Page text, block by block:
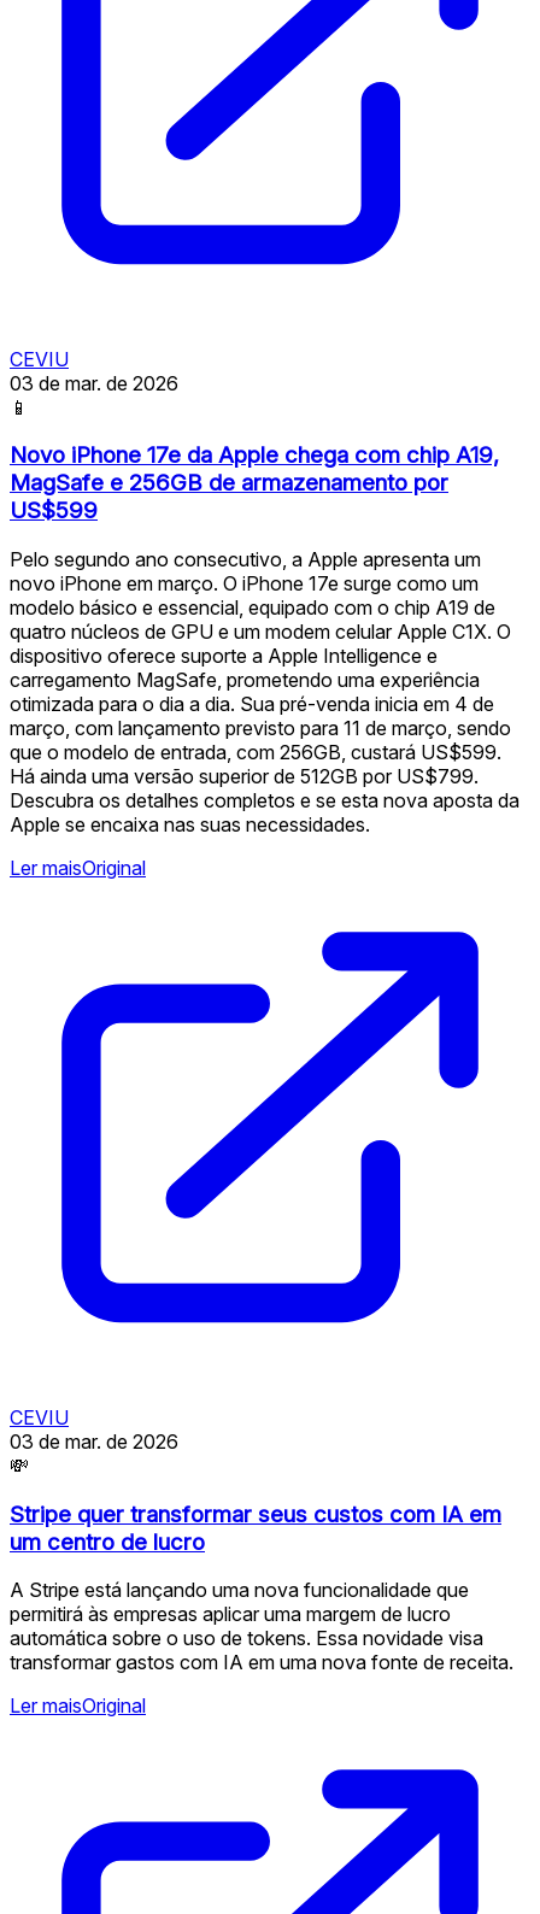
CEVIU
03 de mar. de 2026
📱
Novo iPhone 17e da Apple chega com chip A19,
MagSafe e 256GB de armazenamento por
US$599
Pelo segundo ano consecutivo, a Apple apresenta um
novo iPhone em março. O iPhone 17e surge como um
modelo básico e essencial, equipado com o chip A19 de
quatro núcleos de GPU e um modem celular Apple C1X. O
dispositivo oferece suporte a Apple Intelligence e
carregamento MagSafe, prometendo uma experiência
otimizada para o dia a dia. Sua pré-venda inicia em 4 de
março, com lançamento previsto para 11 de março, sendo
que o modelo de entrada, com 256GB, custará US$599.
Há ainda uma versão superior de 512GB por US$799.
Descubra os detalhes completos e se esta nova aposta da
Apple se encaixa nas suas necessidades.
Ler maisOriginal
CEVIU
03 de mar. de 2026
💸
Stripe quer transformar seus custos com IA em
um centro de lucro
A Stripe está lançando uma nova funcionalidade que
permitirá às empresas aplicar uma margem de lucro
automática sobre o uso de tokens. Essa novidade visa
transformar gastos com IA em uma nova fonte de receita.
Ler maisOriginal